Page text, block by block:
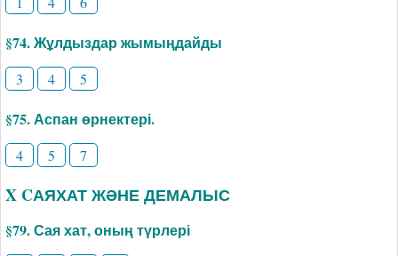
§74. Жұлдыздар жымыңдайды
3 4 5
§75. Аспан өрнектері.
4 5 7
X CАЯХАТ ЖӘНЕ ДЕМАЛЫС
§79. Сая хат, оның түрлері